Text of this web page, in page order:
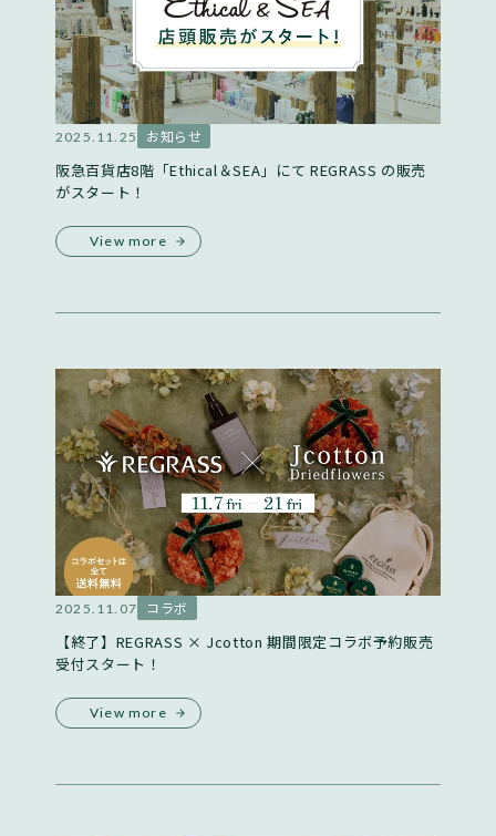
2025.11.25 お知らせ
阪急百貨店8階「Ethical＆SEA」にて REGRASS の販売
がスタート！
View more
2025.11.07 コラボ
【終了】REGRASS × Jcotton 期間限定コラボ予約販売
受付スタート！
View more